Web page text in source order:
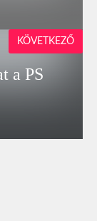
a PS
KÖVETKEZŐ